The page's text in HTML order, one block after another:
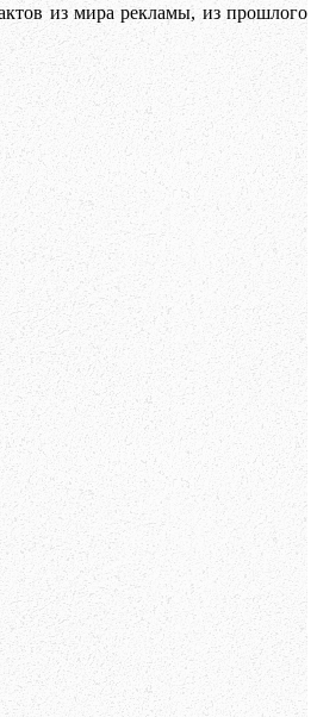
из мира рекламы, из прошлого